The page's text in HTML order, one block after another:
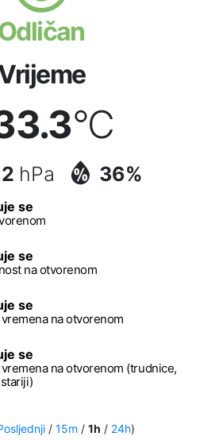
°C
hPa 36%
se
se
na otvorenom
se
na otvorenom
se
na otvorenom (trudnice,
/ 15m / 1h / 24h)